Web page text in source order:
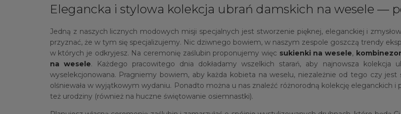
Elegancka i stylowa kolekcja ubrań damskich na wesele —
Jedną z naszych licznych modowych misji specjalnych jest stworzenie pięknej, eleganckiej i
przyznać, że w tym się specjalizujemy. Nic dziwnego bowiem, w naszym zespole goszczą trendy
w których je odkryjesz. Na ceremonię zaślubin proponujemy więc sukienki na wesele,
na wesele. Każdego pracowitego dnia dokładamy wszelkich starań, aby najnowsza kolekcja
wyselekcjonowana. Pragniemy bowiem, aby każda kobieta na weselu, niezależnie od tego czy jest
olśniewała w wyjątkowym wydaniu. Ponadto można u nas znaleźć różnorodną kolekcję eleganckich
też urodziny (również na huczne świętowanie osiemnastki).